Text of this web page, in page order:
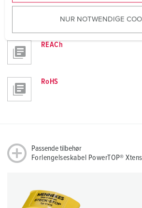
u
w
h
l
NUR NOTWENDIGE
Retningslinjer
REACh
RoHS
Passende tilbehør
Forlengelseskabel PowerTOP®